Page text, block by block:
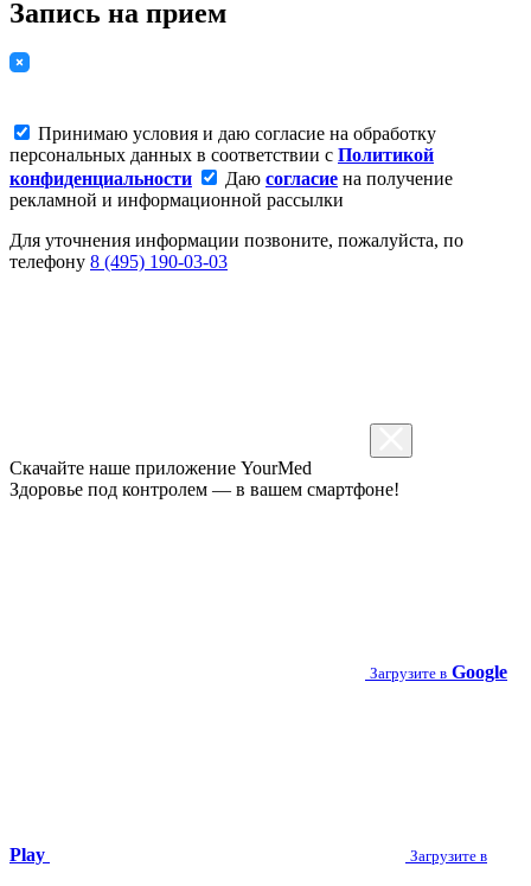
Запись на прием
Принимаю условия и даю согласие на обработку
персональных данных в соответствии с Политикой
конфиденциальности
Даю согласие на получение
рекламной и информационной рассылки
Для уточнения информации позвоните, пожалуйста, по
телефону 8 (495) 190-03-03
Скачайте наше приложение YourMed
Здоровье под контролем — в вашем смартфоне!
Загрузите в Google
Play Загрузите в